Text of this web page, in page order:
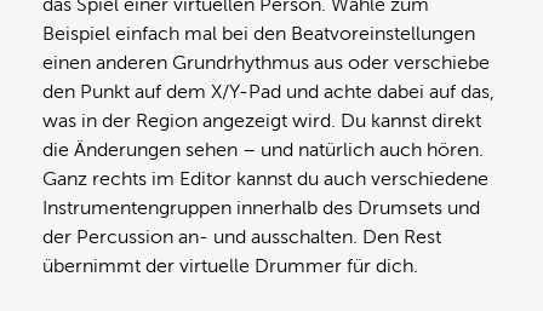
das Spiel einer virtuellen Person. Wähle zum
Beispiel einfach mal bei den Beatvoreinstellungen
einen anderen Grundrhythmus aus oder verschiebe
den Punkt auf dem X/Y-Pad und achte dabei auf das,
was in der Region angezeigt wird. Du kannst direkt
die Änderungen sehen – und natürlich auch hören.
Ganz rechts im Editor kannst du auch verschiedene
Instrumentengruppen innerhalb des Drumsets und
der Percussion an- und ausschalten. Den Rest
übernimmt der virtuelle Drummer für dich.